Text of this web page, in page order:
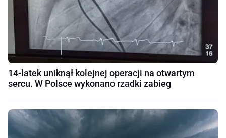
14-latek uniknął kolejnej operacji na otwartym
sercu. W Polsce wykonano rzadki zabieg